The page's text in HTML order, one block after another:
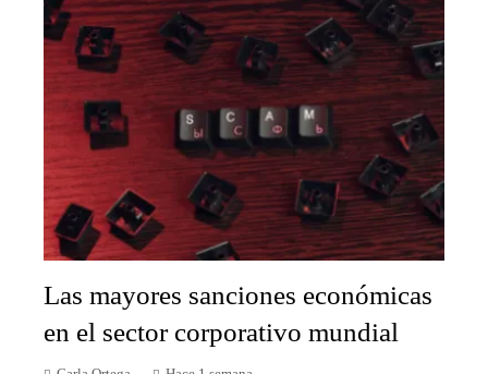
Las mayores sanciones económicas
en el sector corporativo mundial